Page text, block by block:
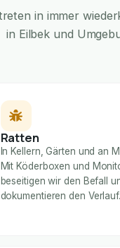
in immer
in Eilbek und
Ratten
In Kellern, Gärten und an
Mit Köderboxen und
beseitigen wir den Befall
dokumentieren den Verlauf.